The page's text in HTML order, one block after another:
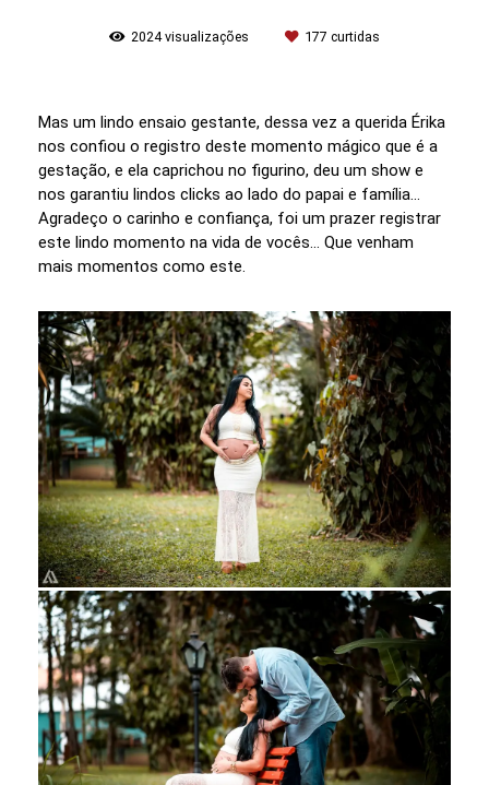
2024visualizações 177 curtidas
Mas um lindo ensaio gestante, dessa vez a querida Érika
nos confiou o registro deste momento mágico que é a
gestação, e ela caprichou no figurino, deu um show e
nos garantiu lindos clicks ao lado do papai e família...
Agradeço o carinho e confiança, foi um prazer registrar
este lindo momento na vida de vocês... Que venham
mais momentos como este.